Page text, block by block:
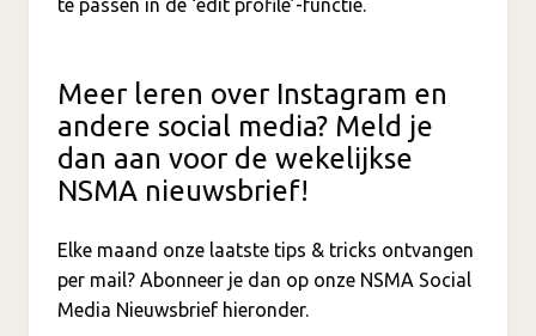
te passen in de ‘edit profile’-functie.
Meer leren over Instagram en
andere social media? Meld je
dan aan voor de wekelijkse
NSMA nieuwsbrief!
Elke maand onze laatste tips & tricks ontvangen
per mail? Abonneer je dan op onze NSMA Social
Media Nieuwsbrief hieronder.